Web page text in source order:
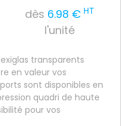
dès 6.98 €HT
l'unité
transparents
en valeur vos
sont disponibles en
quadri de haute
pour vos